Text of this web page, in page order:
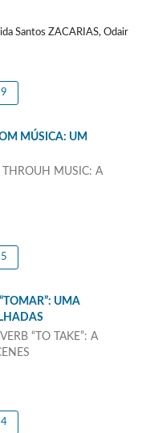
Santos ZACARIAS, Odair
MÚSICA: UM
THROUH MUSIC: A
UMA
“TO TAKE”: A